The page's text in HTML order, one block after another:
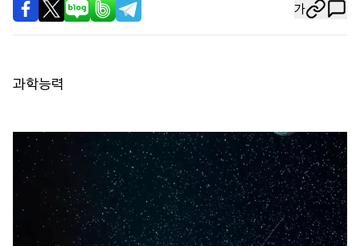
가
과학능력